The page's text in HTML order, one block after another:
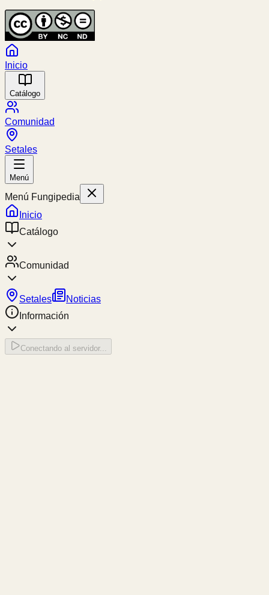
Inicio
Catálogo
Comunidad
Setales
Menú
Menú Fungipedia
Inicio
Catálogo
Comunidad
Setales
Noticias
Información
Conectando al servidor...